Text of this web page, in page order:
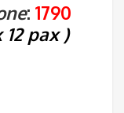
: 1790
pax )